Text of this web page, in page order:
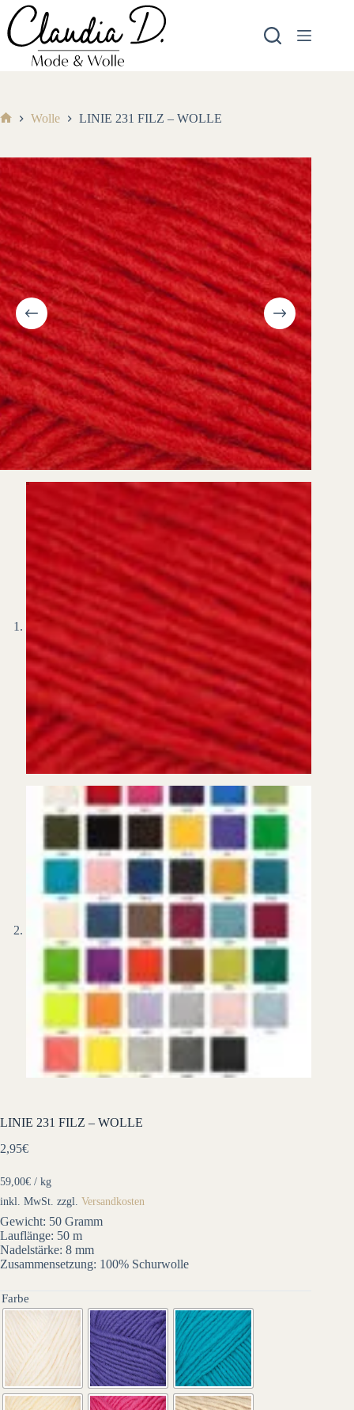
Zum
Inhalt
springen
Wolle LINIE 231 FILZ – WOLLE
LINIE 231 FILZ – WOLLE
2,95€
59,00€ / kg
inkl. MwSt. zzgl. Versandkosten
Gewicht: 50 Gramm
Lauflänge: 50 m
Nadelstärke: 8 mm
Zusammensetzung: 100% Schurwolle
Farbe